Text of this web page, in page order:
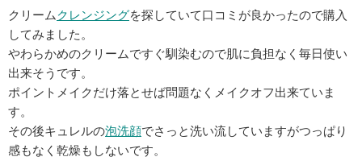
クリームクレンジングを探していて口コミが良かったので購入
してみました。
やわらかめのクリームですぐ馴染むので肌に負担なく毎日使い
出来そうです。
ポイントメイクだけ落とせば問題なくメイクオフ出来ていま
す。
その後キュレルの泡洗顔でさっと洗い流していますがつっぱり
感もなく乾燥もしないです。